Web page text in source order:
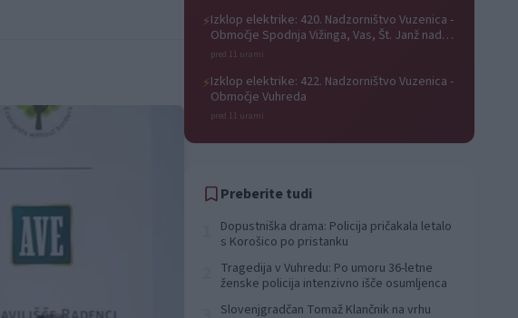
⚡Izklop elektrike: 420. Nadzorništvo Vuzenica -
Območje Spodnja Vižinga, Vas, Št. Janž nad
Radljami, Suhi Vrh, Dobrava
pred 11 urami
⚡Izklop elektrike: 422. Nadzorništvo Vuzenica -
Območje Vuhreda
pred 11 urami
Preberite tudi
Dopustniška drama: Policija pričakala letalo
s Korošico po pristanku
Tragedija v Vuhredu: Po umoru 36-letne
ženske policija intenzivno išče osumljenca
Slovenjgradčan Tomaž Klančnik na vrhu